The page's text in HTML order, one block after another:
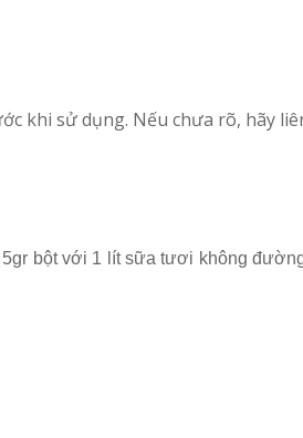
khi sử dụng. Nếu chưa rõ, hãy
5gr bột với 1 lít sữa tươi không